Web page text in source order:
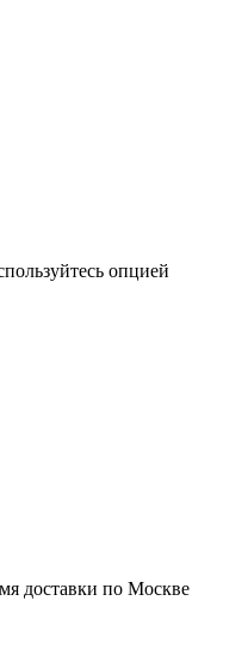
опцией
доставки по Москве